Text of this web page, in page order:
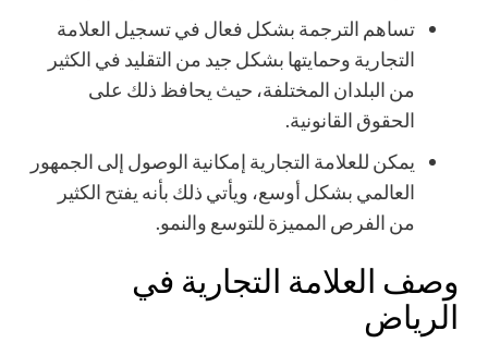
تساهم الترجمة بشكل فعال في تسجيل العلامة
التجارية وحمايتها بشكل جيد من التقليد في الكثير
من البلدان المختلفة، حيث يحافظ ذلك على
الحقوق القانونية.
يمكن للعلامة التجارية إمكانية الوصول إلى الجمهور
العالمي بشكل أوسع، ويأتي ذلك بأنه يفتح الكثير
من الفرص المميزة للتوسع والنمو.
وصف العلامة التجارية في
الرياض